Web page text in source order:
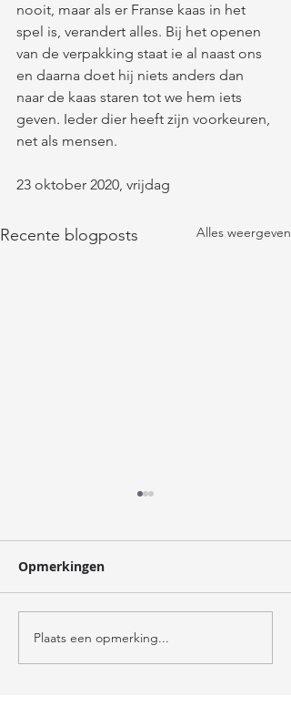
nooit, maar als er Franse kaas in het
spel is, verandert alles. Bij het openen
van de verpakking staat ie al naast ons
en daarna doet hij niets anders dan
naar de kaas staren tot we hem iets
geven. Ieder dier heeft zijn voorkeuren,
net als mensen.
23 oktober 2020, vrijdag
Recente blogposts Alles weergeven
verzorger
Opmerkingen
Plaats een opmerking...